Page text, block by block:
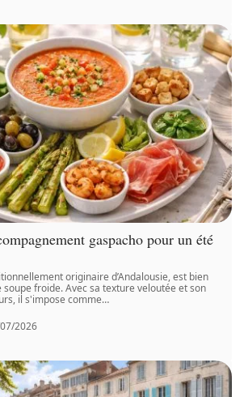
gaspacho pour un été
originaire d’Andalousie, est bien
soupe froide. Avec sa texture veloutée et son
il s'impose comme…
2026